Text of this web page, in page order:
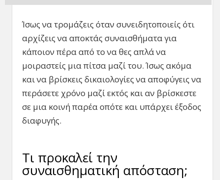
Ίσως να τρομάζεις όταν συνειδητοποιείς ότι
αρχίζεις να αποκτάς συναισθήματα για
κάποιον πέρα από το να θες απλά να
μοιραστείς μια πίτσα μαζί του. Ίσως ακόμα
και να βρίσκεις δικαιολογίες να αποφύγεις να
περάσετε χρόνο μαζί εκτός και αν βρίσκεστε
σε μια κοινή παρέα οπότε και υπάρχει έξοδος
διαφυγής.
Τι προκαλεί την
συναισθηματική απόσταση;